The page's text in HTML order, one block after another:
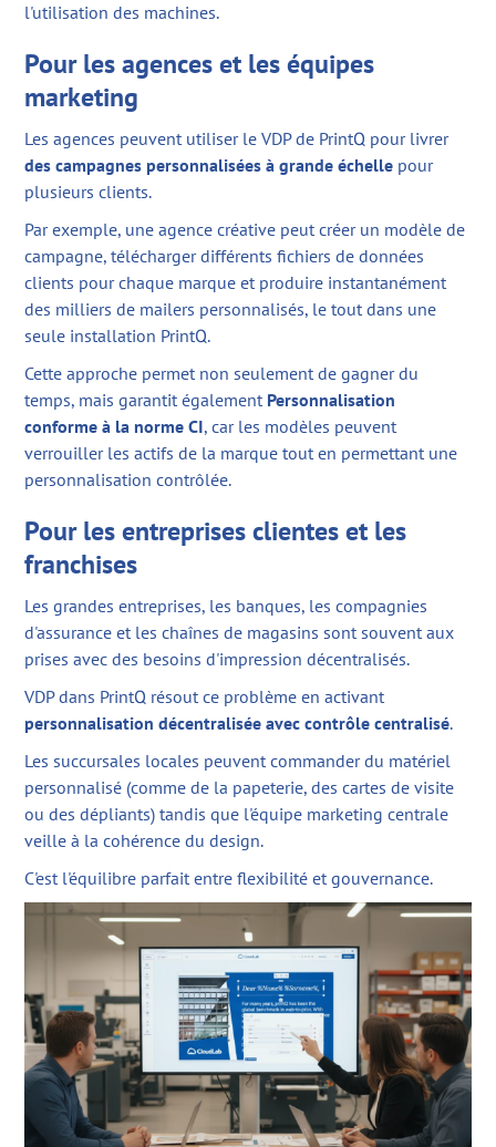
l'utilisation des machines.
Pour les agences et les équipes
marketing
Les agences peuvent utiliser le VDP de PrintQ pour livrer
des campagnes personnalisées à grande échelle pour
plusieurs clients.
Par exemple, une agence créative peut créer un modèle de
campagne, télécharger différents fichiers de données
clients pour chaque marque et produire instantanément
des milliers de mailers personnalisés, le tout dans une
seule installation PrintQ.
Cette approche permet non seulement de gagner du
temps, mais garantit également Personnalisation
conforme à la norme CI, car les modèles peuvent
verrouiller les actifs de la marque tout en permettant une
personnalisation contrôlée.
Pour les entreprises clientes et les
franchises
Les grandes entreprises, les banques, les compagnies
d'assurance et les chaînes de magasins sont souvent aux
prises avec des besoins d'impression décentralisés.
VDP dans PrintQ résout ce problème en activant
personnalisation décentralisée avec contrôle centralisé.
Les succursales locales peuvent commander du matériel
personnalisé (comme de la papeterie, des cartes de visite
ou des dépliants) tandis que l'équipe marketing centrale
veille à la cohérence du design.
C'est l'équilibre parfait entre flexibilité et gouvernance.